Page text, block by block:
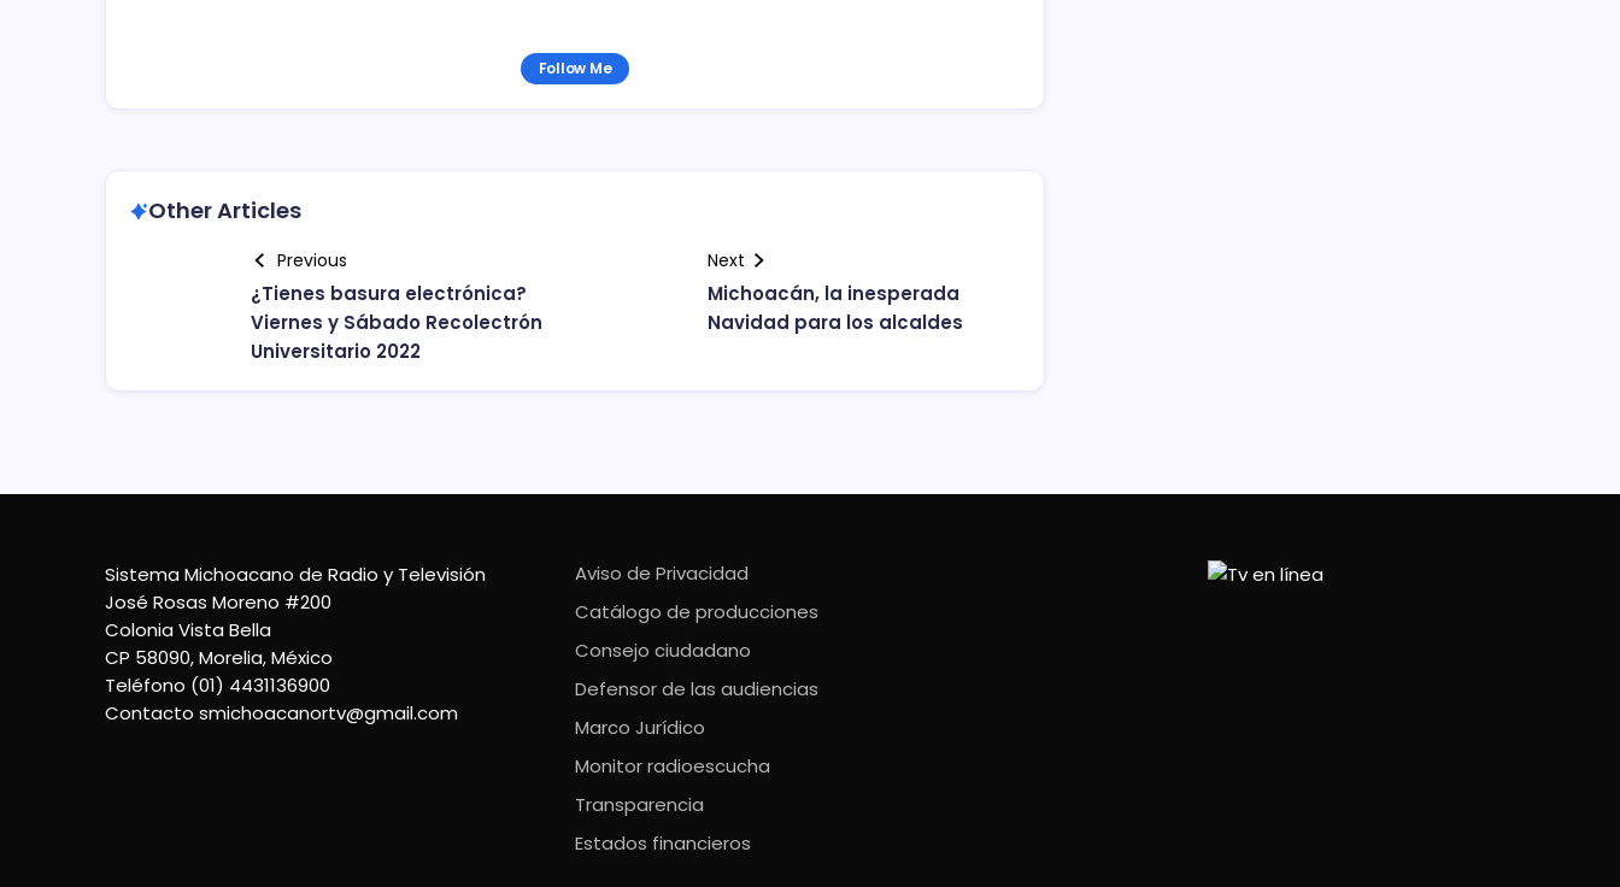
Follow Me
Other Articles
Previous
¿Tienes basura electrónica?
Viernes y Sábado Recolectrón
Universitario 2022
Next
Michoacán, la inesperada
Navidad para los alcaldes
Sistema Michoacano de Radio y Televisión
José Rosas Moreno #200
Colonia Vista Bella
CP 58090, Morelia, México
Teléfono (01) 4431136900
Contacto smichoacanortv@gmail.com
Aviso de Privacidad
Catálogo de producciones
Consejo ciudadano
Defensor de las audiencias
Marco Jurídico
Monitor radioescucha
Transparencia
Estados financieros